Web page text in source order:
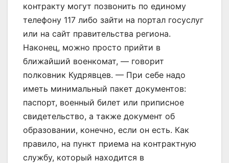
контракту могут позвонить по единому
телефону 117 либо зайти на портал госуслуг
или на сайт правительства региона.
Наконец, можно просто прийти в
ближайший военкомат, — говорит
полковник Кудрявцев. — При себе надо
иметь минимальный пакет документов:
паспорт, военный билет или приписное
свидетельство, а также документ об
образовании, конечно, если он есть. Как
правило, на пункт приема на контрактную
службу, который находится в